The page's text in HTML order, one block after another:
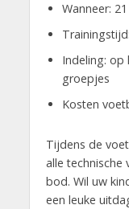
Wanneer:
Indeling: op
groepjes
Kosten
Tijdens de
alle technische
bod. Wil uw
een leuke